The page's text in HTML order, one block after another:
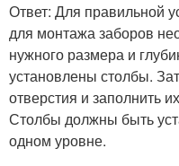
Ответ: Для правильной
для монтажа заборов
нужного размера и
установлены столбы.
отверстия и заполнить
Столбы должны быть
одном уровне.